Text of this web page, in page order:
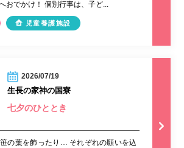
おでかけ！ 個別行事は、子ど...
児童養護施設
2026/07/19
生長の家神の国寮
七夕のひととき
の葉を飾ったり… それぞれの願いを込